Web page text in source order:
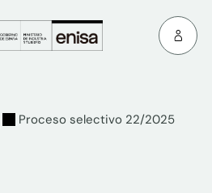
Proceso selectivo 22/2025